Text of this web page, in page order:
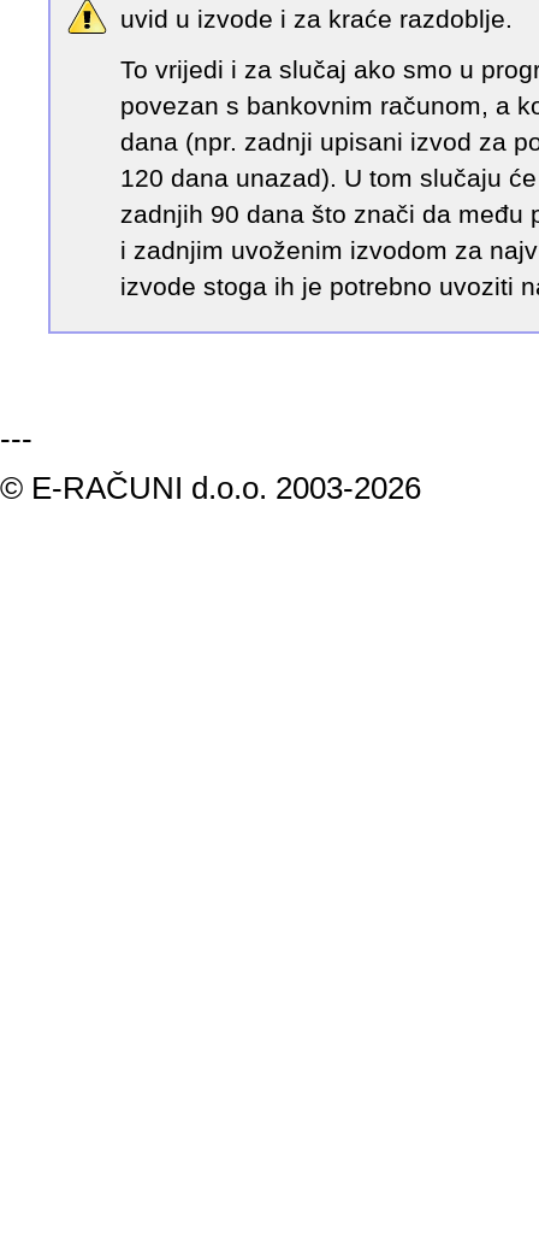
uvid u izvode i za kraće razdoblje.
To vrijedi i za slučaj ako smo u
povezan s bankovnim računom, a
dana (npr. zadnji upisani izvod za
120 dana unazad). U tom slučaju
zadnjih 90 dana što znači da među
i zadnjim uvoženim izvodom za
izvode stoga ih je potrebno uvoziti
---
© E-RAČUNI d.o.o. 2003-2026